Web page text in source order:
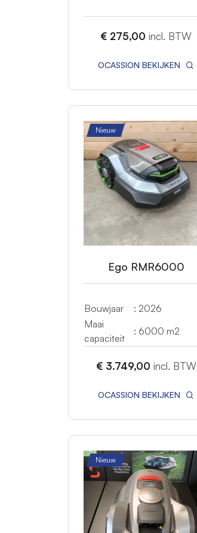
€ 275,00 incl. BTW
OCASSION BEKIJKEN
Nieuw
Ego RMR6000
Bouwjaar
: 2026
Maai
capaciteit
: 6000 m2
€ 3.749,00 incl. BTW
OCASSION BEKIJKEN
Nieuw